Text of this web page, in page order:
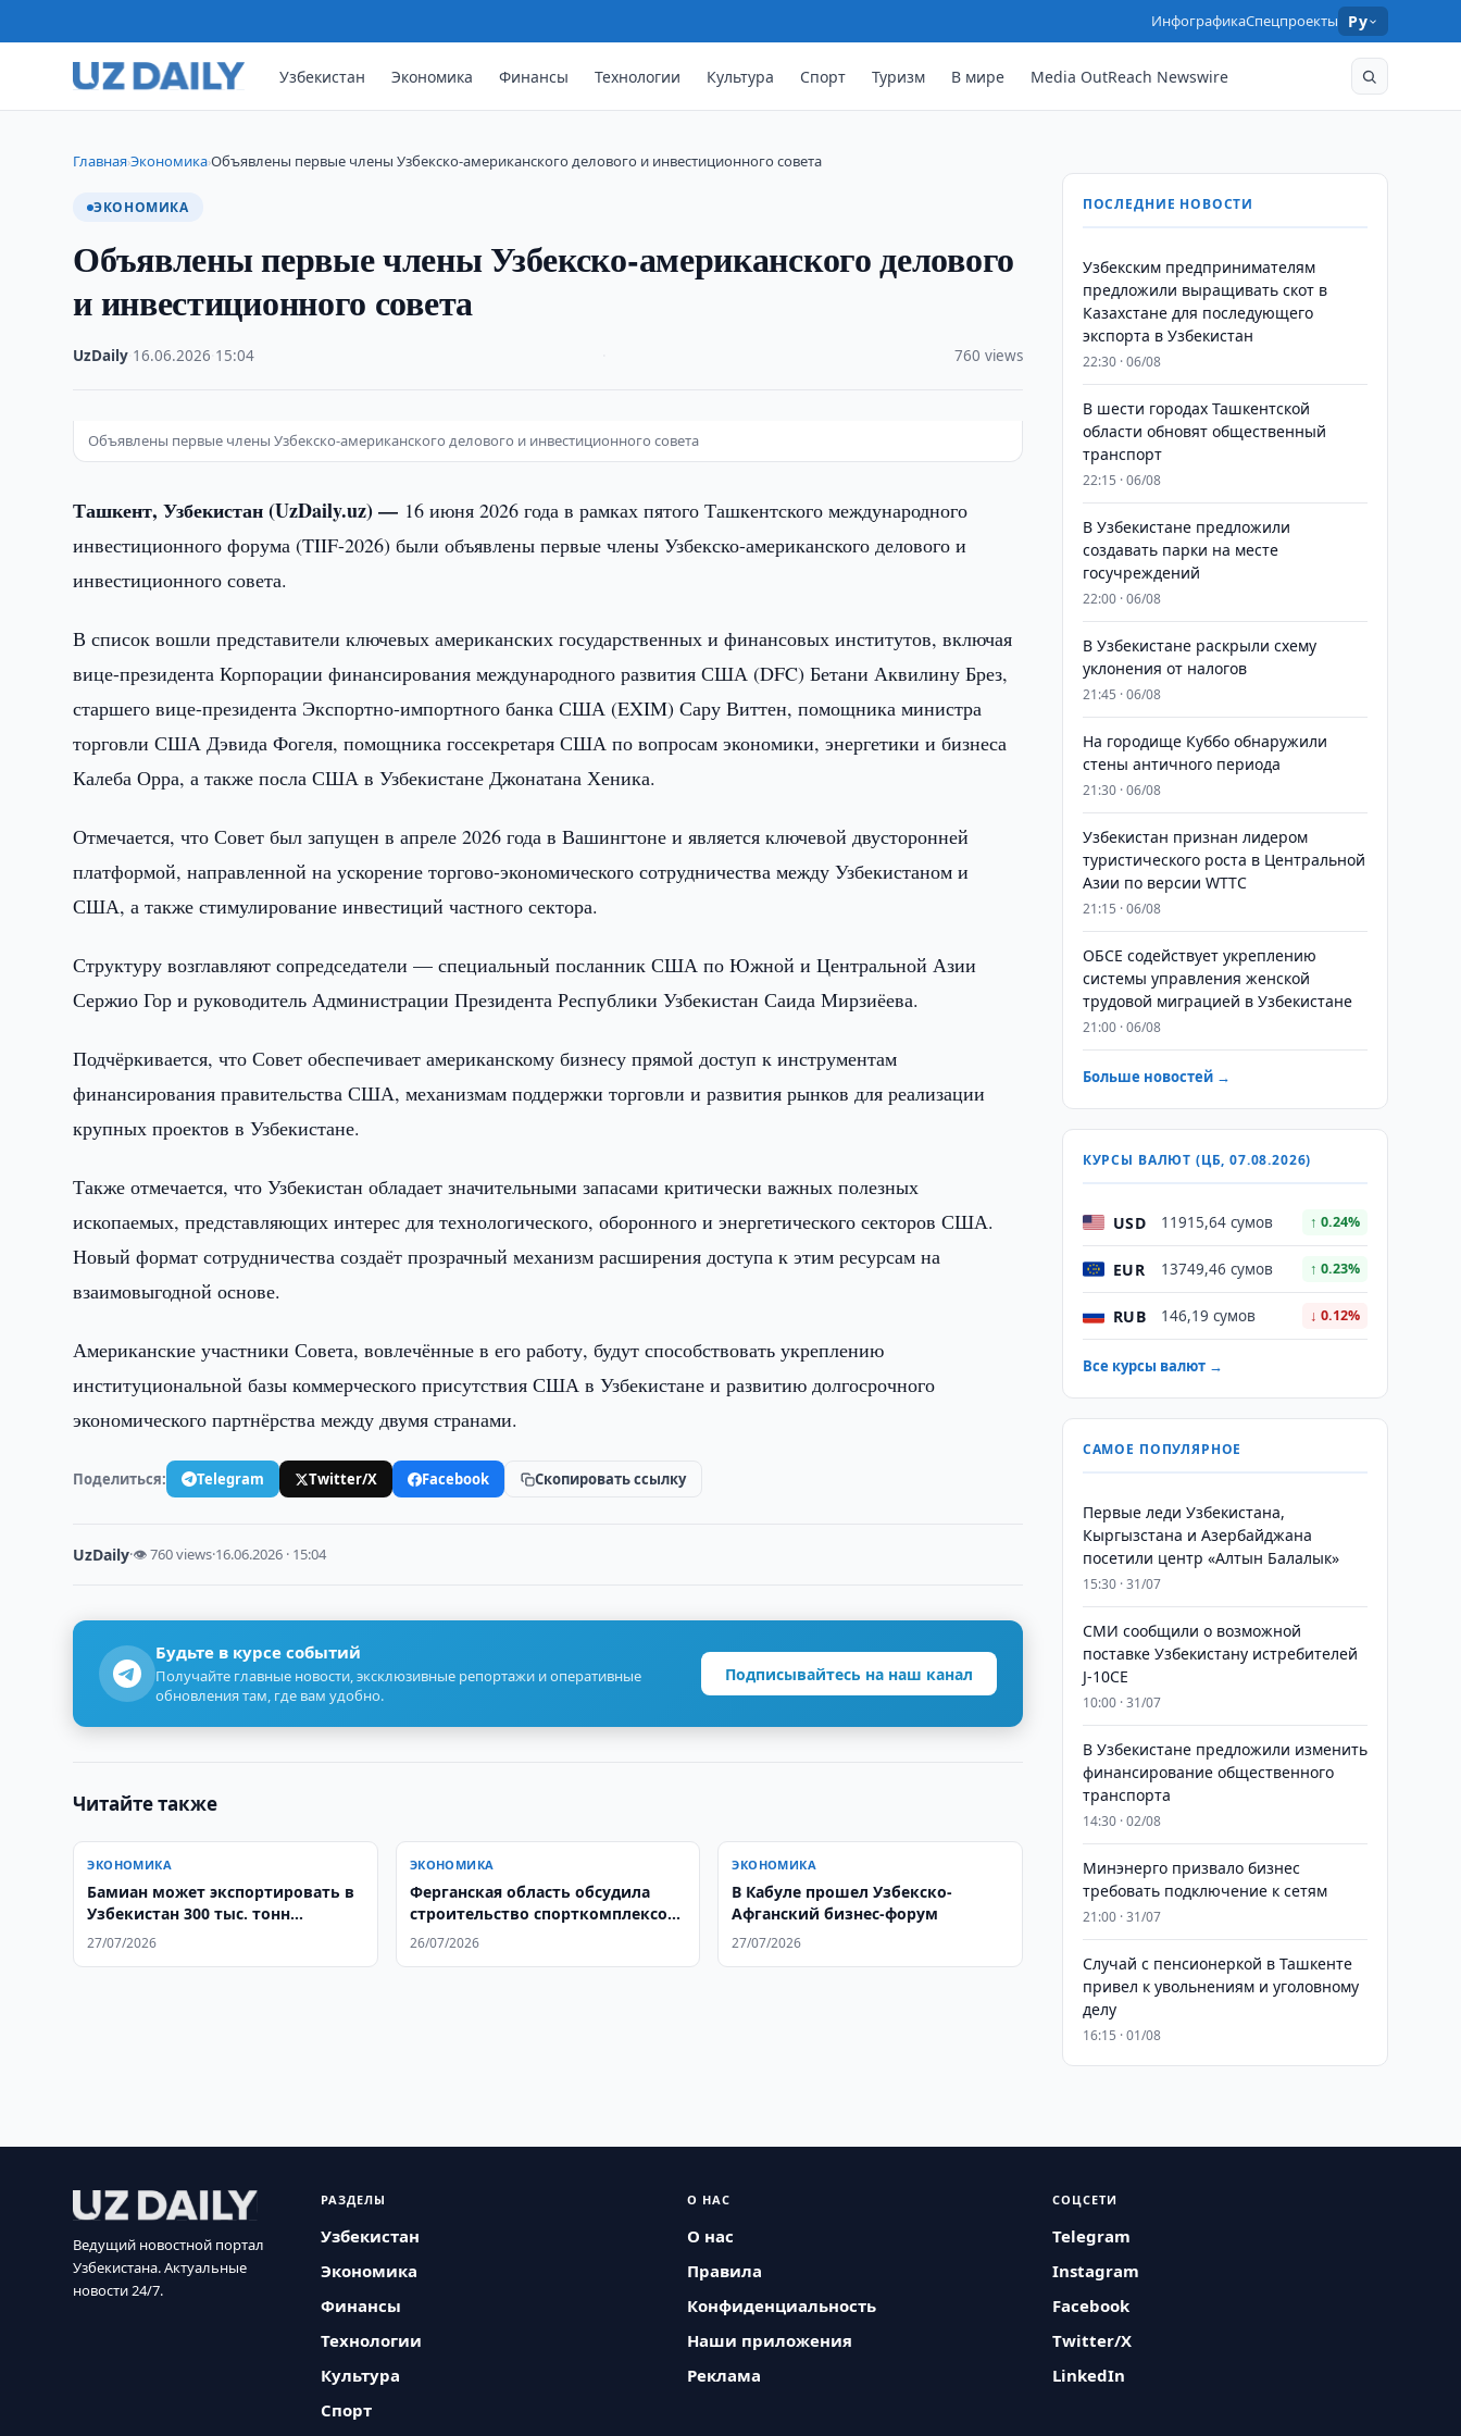
ИнфографикаСпецпроекты Ру
Узбекистан Экономика Финансы Технологии Культура Спорт Туризм В мире Media OutReach Newswire
Главная›Экономика›Объявлены первые члены Узбекско-американского делового и инвестиционного совета
ЭКОНОМИКА
Объявлены первые члены Узбекско-американского делового
и инвестиционного совета
UzDaily 16.06.2026 15:04 760 views
Объявлены первые члены Узбекско-американского делового и инвестиционного совета
Ташкент, Узбекистан (UzDaily.uz) — 16 июня 2026 года в рамках пятого Ташкентского международного
инвестиционного форума (TIIF-2026) были объявлены первые члены Узбекско-американского делового и
инвестиционного совета.
В список вошли представители ключевых американских государственных и финансовых институтов, включая
вице-президента Корпорации финансирования международного развития США (DFC) Бетани Аквилину Брез,
старшего вице-президента Экспортно-импортного банка США (EXIM) Сару Виттен, помощника министра
торговли США Дэвида Фогеля, помощника госсекретаря США по вопросам экономики, энергетики и бизнеса
Калеба Орра, а также посла США в Узбекистане Джонатана Хеника.
Отмечается, что Совет был запущен в апреле 2026 года в Вашингтоне и является ключевой двусторонней
платформой, направленной на ускорение торгово-экономического сотрудничества между Узбекистаном и
США, а также стимулирование инвестиций частного сектора.
Структуру возглавляют сопредседатели — специальный посланник США по Южной и Центральной Азии
Сержио Гор и руководитель Администрации Президента Республики Узбекистан Саида Мирзиёева.
Подчёркивается, что Совет обеспечивает американскому бизнесу прямой доступ к инструментам
финансирования правительства США, механизмам поддержки торговли и развития рынков для реализации
крупных проектов в Узбекистане.
Также отмечается, что Узбекистан обладает значительными запасами критически важных полезных
ископаемых, представляющих интерес для технологического, оборонного и энергетического секторов США.
Новый формат сотрудничества создаёт прозрачный механизм расширения доступа к этим ресурсам на
взаимовыгодной основе.
Американские участники Совета, вовлечённые в его работу, будут способствовать укреплению
институциональной базы коммерческого присутствия США в Узбекистане и развитию долгосрочного
экономического партнёрства между двумя странами.
Поделиться: Telegram Twitter/X Facebook Скопировать ссылку
UzDaily·👁 760 views·16.06.2026 · 15:04
Будьте в курсе событий
Получайте главные новости, эксклюзивные репортажи и оперативные
обновления там, где вам удобно.
Подписывайтесь на наш канал
Читайте также
ЭКОНОМИКА
Бамиан может экспортировать в
Узбекистан 300 тыс. тонн
картофеля
27/07/2026
ЭКОНОМИКА
Ферганская область обсудила
строительство спорткомплексов
с Китаем
26/07/2026
ЭКОНОМИКА
В Кабуле прошел Узбекско-
Афганский бизнес-форум
27/07/2026
ПОСЛЕДНИЕ НОВОСТИ
Узбекским предпринимателям
предложили выращивать скот в
Казахстане для последующего
экспорта в Узбекистан
22:30 · 06/08
В шести городах Ташкентской
области обновят общественный
транспорт
22:15 · 06/08
В Узбекистане предложили
создавать парки на месте
госучреждений
22:00 · 06/08
В Узбекистане раскрыли схему
уклонения от налогов
21:45 · 06/08
На городище Куббо обнаружили
стены античного периода
21:30 · 06/08
Узбекистан признан лидером
туристического роста в Центральной
Азии по версии WTTC
21:15 · 06/08
ОБСЕ содействует укреплению
системы управления женской
трудовой миграцией в Узбекистане
21:00 · 06/08
Больше новостей →
КУРСЫ ВАЛЮТ (ЦБ, 07.08.2026)
USD 11915,64 сумов ↑ 0.24%
EUR 13749,46 сумов ↑ 0.23%
RUB 146,19 сумов ↓ 0.12%
Все курсы валют →
САМОЕ ПОПУЛЯРНОЕ
Первые леди Узбекистана,
Кыргызстана и Азербайджана
посетили центр «Алтын Балалык»
15:30 · 31/07
СМИ сообщили о возможной
поставке Узбекистану истребителей
J-10CE
10:00 · 31/07
В Узбекистане предложили изменить
финансирование общественного
транспорта
14:30 · 02/08
Минэнерго призвало бизнес
требовать подключение к сетям
21:00 · 31/07
Случай с пенсионеркой в Ташкенте
привел к увольнениям и уголовному
делу
16:15 · 01/08
Ведущий новостной портал
Узбекистана. Актуальные
новости 24/7.
РАЗДЕЛЫ
Узбекистан
Экономика
Финансы
Технологии
Культура
Спорт
О НАС
О нас
Правила
Конфиденциальность
Наши приложения
Реклама
СОЦСЕТИ
Telegram
Instagram
Facebook
Twitter/X
LinkedIn